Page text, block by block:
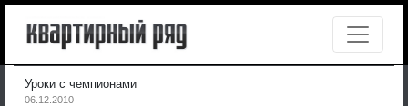
Уроки с чемпионами
06.12.2010